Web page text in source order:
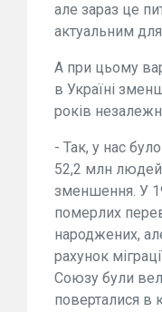
але зараз це
актуальним для
А при цьому
в Україні
років
- Так, у нас
52,2 млн
зменшення. У
померлих
народжених,
рахунок
Союзу були
поверталися в